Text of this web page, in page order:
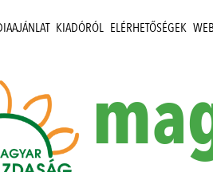
KIADÓRÓL ELÉRHETŐSÉGEK